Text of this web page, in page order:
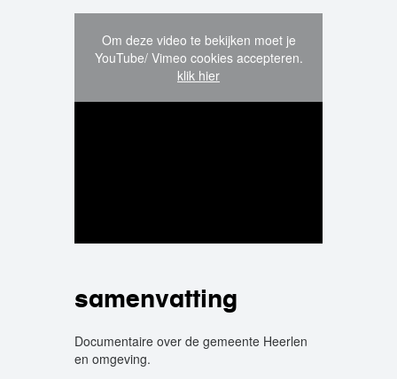
Om deze video te bekijken moet je
YouTube/ Vimeo cookies accepteren.
klik hier
samenvatting
Documentaire over de gemeente Heerlen
en omgeving.